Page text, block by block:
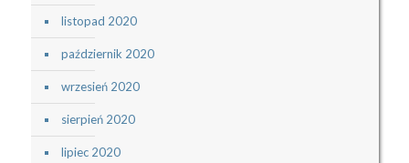
listopad 2020
październik 2020
wrzesień 2020
sierpień 2020
lipiec 2020